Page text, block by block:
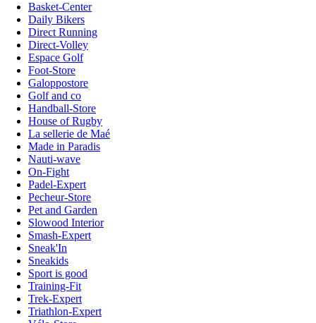
Basket-Center
Daily Bikers
Direct Running
Direct-Volley
Espace Golf
Foot-Store
Galoppostore
Golf and co
Handball-Store
House of Rugby
La sellerie de Maé
Made in Paradis
Nauti-wave
On-Fight
Padel-Expert
Pecheur-Store
Pet and Garden
Slowood Interior
Smash-Expert
Sneak'In
Sneakids
Sport is good
Training-Fit
Trek-Expert
Triathlon-Expert